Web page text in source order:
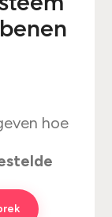
hoe